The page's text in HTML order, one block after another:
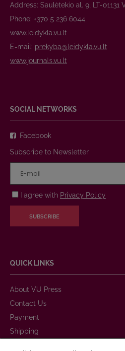
Address: Saulėtekio al. 9, LT-01131
Phone: +370 5 236 6044
www.leidykla.vu.lt
E-mail: prekyba@leidykla.vu.lt
www.journals.vu.lt
SOCIAL NETWORKS
Facebook
Subscribe to Newsletter
I agree with Privacy Policy
SUBSCRIBE
QUICK LINKS
About VU Press
Contact Us
Payment
Shipping